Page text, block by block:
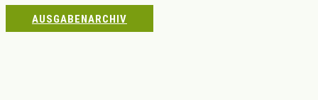
AUSGABENARCHIV